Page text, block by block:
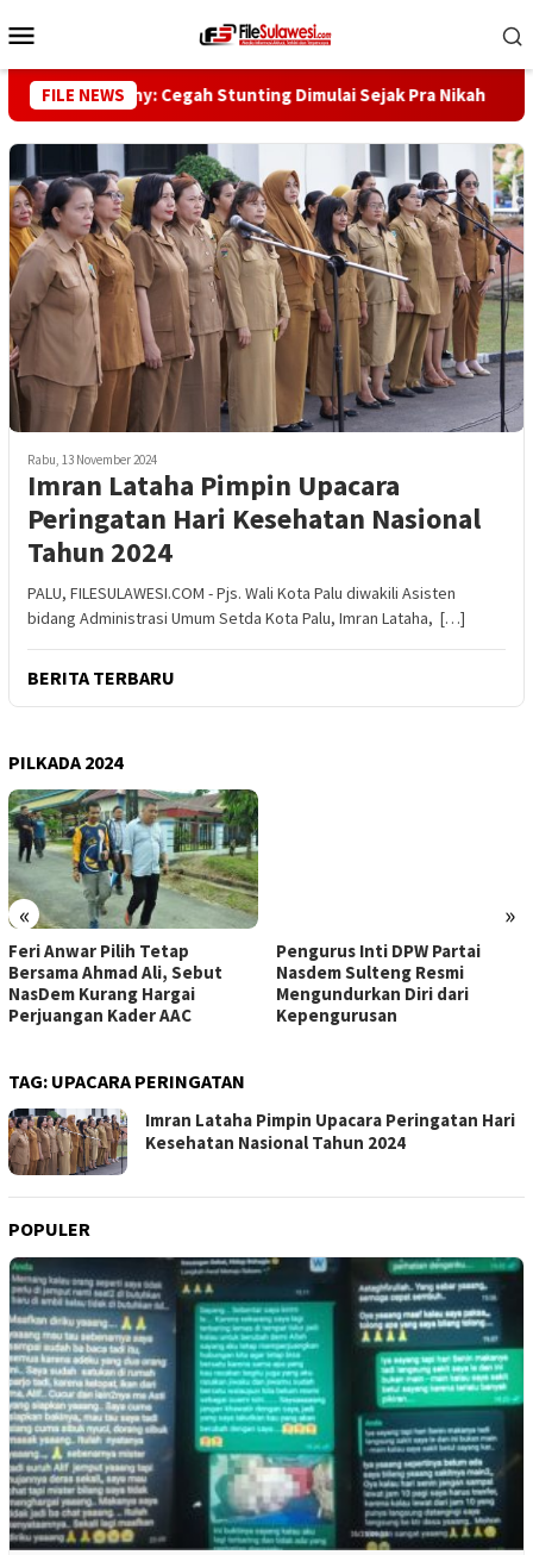
ke
Mobile
FILE NEWS
Reny: Cegah Stunting Dimulai Sejak Pra Nikah
Rabu, 13 November 2024
Imran Lataha Pimpin Upacara
Peringatan Hari Kesehatan Nasional
Tahun 2024
PALU, FILESULAWESI.COM - Pjs. Wali Kota Palu diwakili Asisten
bidang Administrasi Umum Setda Kota Palu, Imran Lataha, […]
BERITA TERBARU
PILKADA 2024
« »
Feri Anwar Pilih Tetap
Bersama Ahmad Ali, Sebut
NasDem Kurang Hargai
Perjuangan Kader AAC
Pengurus Inti DPW Partai
Nasdem Sulteng Resmi
Mengundurkan Diri dari
Kepengurusan
TAG: UPACARA PERINGATAN
Imran Lataha Pimpin Upacara Peringatan Hari
Kesehatan Nasional Tahun 2024
POPULER